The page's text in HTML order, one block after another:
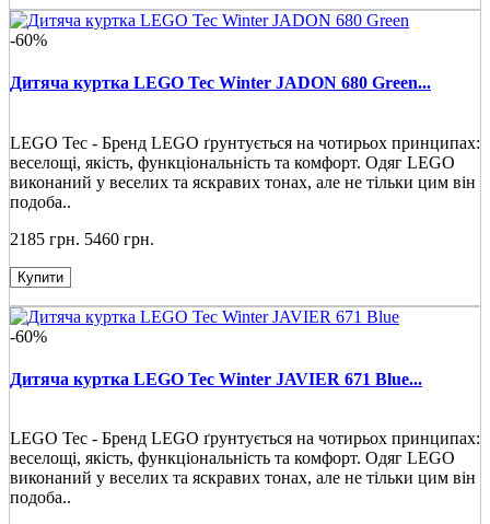
-60%
Дитяча куртка LEGO Tec Winter JADON 680 Green...
LEGO Tec - Бренд LEGO ґрунтується на чотирьох принципах:
веселощі, якість, функціональність та комфорт. Одяг LEGO
виконаний у веселих та яскравих тонах, але не тільки цим він
подоба..
2185 грн. 5460 грн.
Купити
-60%
Дитяча куртка LEGO Tec Winter JAVIER 671 Blue...
LEGO Tec - Бренд LEGO ґрунтується на чотирьох принципах:
веселощі, якість, функціональність та комфорт. Одяг LEGO
виконаний у веселих та яскравих тонах, але не тільки цим він
подоба..